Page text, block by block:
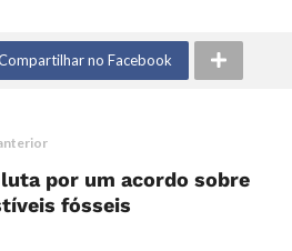
no Facebook
luta por um acordo sobre
fósseis